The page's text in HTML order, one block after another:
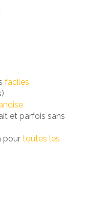
faciles
et parfois sans
pour toutes les